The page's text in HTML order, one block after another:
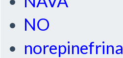
NO
norepinefrina